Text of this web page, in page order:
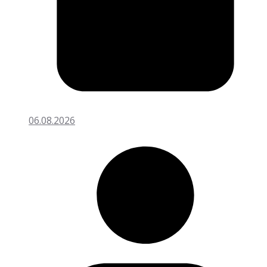
06.08.2026